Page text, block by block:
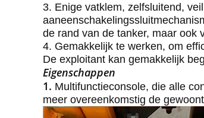
3. Enige vatklem, zelfsluitend,
de rand van de tanker, maar ook
4. Gemakkelijk te werken, om
De exploitant kan gemakkelijk
Eigenschappen
1. Multifunctieconsole, die alle
meer overeenkomstig de